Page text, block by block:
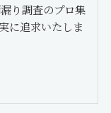
り調査のプロ集
に追求いたしま